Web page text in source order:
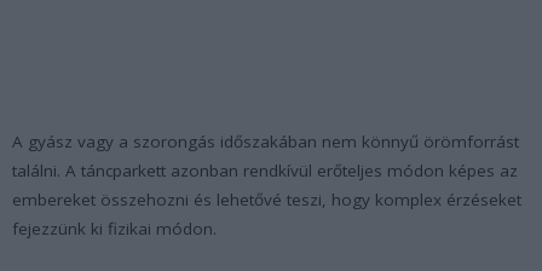
A gyász vagy a szorongás időszakában nem könnyű örömforrást
találni. A táncparkett azonban rendkívül erőteljes módon képes az
embereket összehozni és lehetővé teszi, hogy komplex érzéseket
fejezzünk ki fizikai módon.